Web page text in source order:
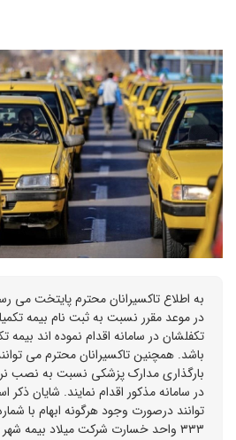
به اطلاع تاکسیرانان محترم پایتخت می
در موعد مقرر نسبت به ثبت نام بیمه
تکفلشان در سامانه اقدام نموده اند
باشد. همچنین تاکسیرانان محترم می
بارگذاری مدارک پزشکی نسبت به نصب
در سامانه مذکور اقدام نمایند. شایان
۳۳۳ واحد خسارت شرکت میلاد بیمه شهر تماس حاصل فرمایند.